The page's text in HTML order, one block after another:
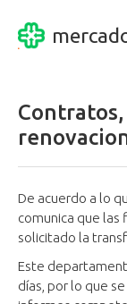
De acuerdo a lo
comunica que las
solicitado la
Este
días, por lo que